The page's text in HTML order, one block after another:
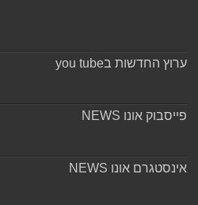
ערוץ החדשות בyou tube
פייסבוק אונו NEWS
אינסטגרם אונו NEWS